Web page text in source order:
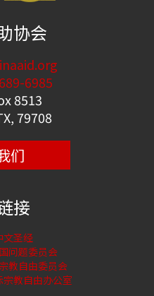
协会
6985
8513
79708
们
接
圣经
问题委员会
教自由委员会
教自由办公室